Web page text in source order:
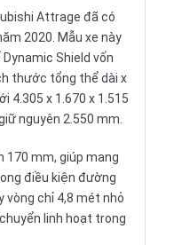
Attrage đã có
2020. Mẫu xe này
Shield vốn
thước tổng thể dài x
4.305 x 1.670 x 1.515
nguyên 2.550 mm.
170 mm, giúp mang
điều kiện đường
vòng chỉ 4,8 mét nhỏ
linh hoạt trong